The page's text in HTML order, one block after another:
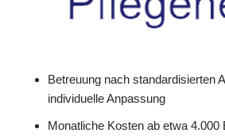
Betreuung nach standardisierten
individuelle Anpassung
Monatliche Kosten ab etwa 4.000